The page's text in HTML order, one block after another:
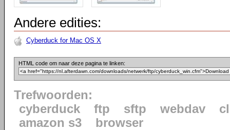
Andere edities:
Cyberduck for Mac OS X
HTML code om naar deze pagina te linken:
Trefwoorden:
cyberduck
ftp sftp webdav
amazon s3
browser